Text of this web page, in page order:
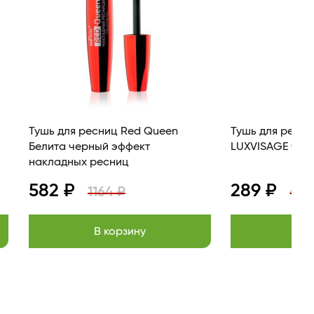
Тушь для ресниц Red Queen
Белита черный эффект
накладных ресниц
582 ₽ 1164 ₽
В корзину
Тушь для
289 ₽